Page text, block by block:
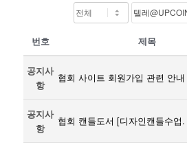
번호 제목
공지사
항
협회 사이트 회원가입 관련 안내
공지사
항